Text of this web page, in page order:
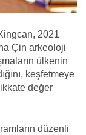
2021
Çin arkeoloji
ülkenin
keşfetmeye
değer
düzenli